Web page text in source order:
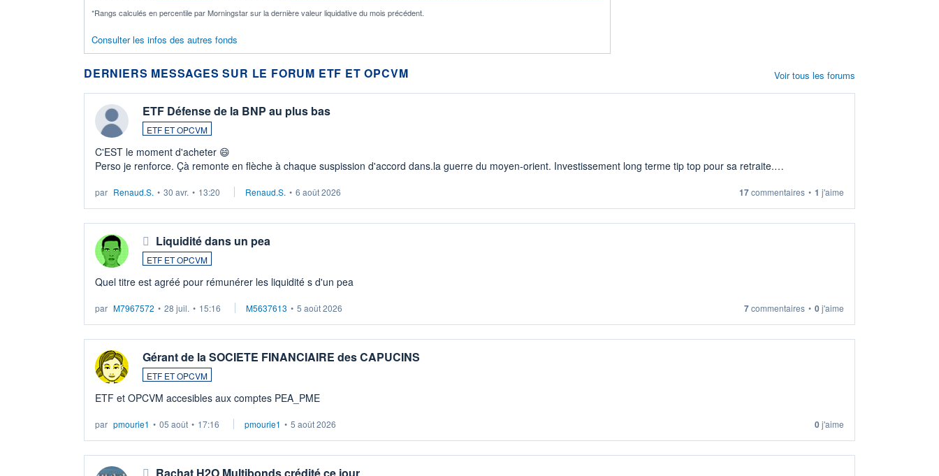
*Rangs calculés en percentile par Morningstar sur la dernière valeur liquidative du mois précédent.
Consulter les infos des autres fonds
DERNIERS MESSAGES SUR LE FORUM ETF ET OPCVM
ETF Défense de la BNP au plus bas
ETF ET OPCVM
C'EST le moment d'acheter 😄​
Perso je renforce. Çà remonte en flèche à chaque suspission d'accord dans.la guerre du moyen-orient. Investissement long terme tip top pour sa retraite.
par Renaud.S. • 30 avr. • 13:20 Renaud.S. • 6 août 2026 17commentaires • 1 j'aime
Liquidité dans un pea
ETF ET OPCVM
Quel titre est agréé pour rémunérer les liquidité s d'un pea
par M7967572 • 28 juil. • 15:16 M5637613 • 5 août 2026 7commentaires • 0j'aime
Gérant de la SOCIETE FINANCIAIRE des CAPUCINS
ETF ET OPCVM
ETF et OPCVM accesibles aux comptes PEA_PME
par pmourie1 • 05 août • 17:16 pmourie1 • 5 août 2026 0j'aime
Voir tous les forums